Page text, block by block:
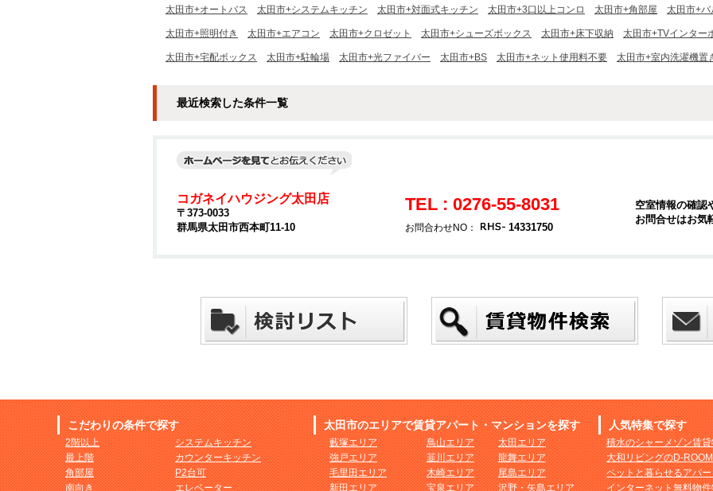
太田市+オートバス 太田市+システムキッチン 太田市+対面式キッチン 太田市+3口以上コンロ 太田市+角部屋 太田市+
太田市+照明付き 太田市+エアコン 太田市+クロゼット 太田市+シューズボックス 太田市+床下収納 太田市+TVインター
太田市+宅配ボックス 太田市+駐輪場 太田市+光ファイバー 太田市+BS 太田市+ネット使用料不要 太田市+室内洗濯機置
最近検索した条件一覧
コガネイハウジング太田店
〒373-0033
群馬県太田市西本町11-10
TEL : 0276-55-8031
お問合わせNO： 14331750
空室情報の確認
お問合せはお気
こだわりの条件で探す
2階以上
最上階
角部屋
南向き
システムキッチン
カウンターキッチン
P2台可
エレベーター
太田市のエリアで賃貸アパート・マンションを探す
藪塚エリア
強戸エリア
毛里田エリア
新田エリア
鳥山エリア
韮川エリア
木崎エリア
宝泉エリア
太田エリア
龍舞エリア
尾島エリア
沢野・矢島エリア
人気特集で探す
積水のシャーメゾン賃
大和リビングのD-
ペットと暮らせるアパ
インターネット無料物